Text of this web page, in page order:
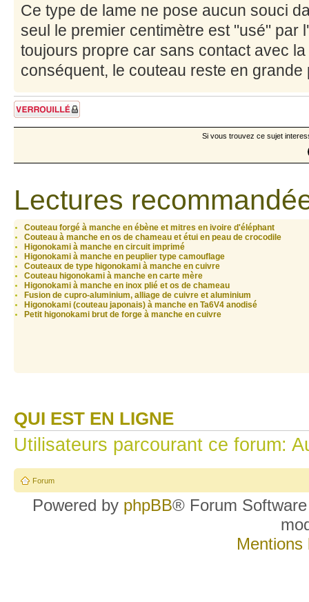
Ce type de lame ne pose aucun souci
seul le premier centimètre est "usé" par
toujours propre car sans contact avec
conséquent, le couteau reste en grande
Sujet verrouillé
Si vous trouvez ce sujet
Lectures
Couteau forgé à manche en ébène et mitres en ivoire d'éléphant
Couteau à manche en os de chameau et étui en peau de crocodile
Higonokami à manche en circuit imprimé
Higonokami à manche en peuplier type camouflage
Couteaux de type higonokami à manche en cuivre
Couteau higonokami à manche en carte mère
Higonokami à manche en inox plié et os de chameau
Fusion de cupro-aluminium, alliage de cuivre et aluminium
Higonokami (couteau japonais) à manche en Ta6V4 anodisé
Petit higonokami brut de forge à manche en cuivre
QUI EST EN LIGNE
Utilisateurs parcourant ce forum:
Forum
Powered by phpBB® Forum
Mentions